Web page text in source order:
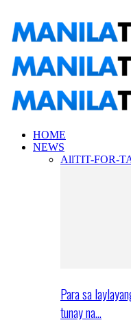
HOME
NEWS
AllTIT-FOR-
Para sa
tunay na…